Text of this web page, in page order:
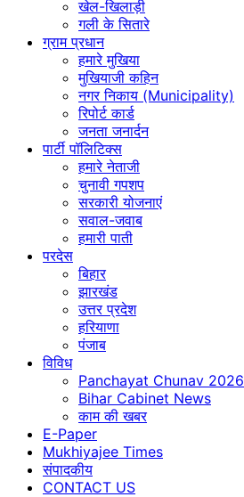
खेल-खिलाड़ी
गली के सितारे
ग्राम प्रधान
हमारे मुखिया
मुखियाजी कहिन
नगर निकाय (Municipality)
रिपोर्ट कार्ड
जनता जनार्दन
पार्टी पॉलिटिक्स
हमारे नेताजी
चुनावी गपशप
सरकारी योजनाएं
सवाल-जवाब
हमारी पाती
परदेस
बिहार
झारखंड
उत्तर प्रदेश
हरियाणा
पंजाब
विविध
Panchayat Chunav 2026
Bihar Cabinet News
काम की खबर
E-Paper
Mukhiyajee Times
संपादकीय
CONTACT US